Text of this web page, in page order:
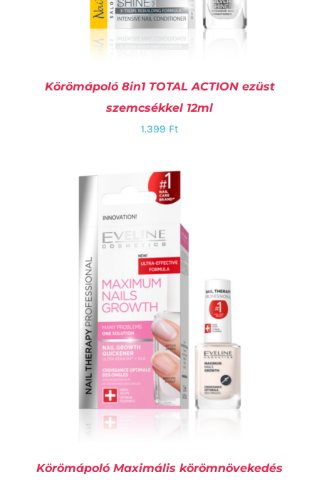
KOSÁRBA TESZEM /
Körömápoló 8in1 TOTAL ACTION ezüst
szemcsékkel 12ml
1.399 Ft
Körömápoló Maximális körömnövekedés